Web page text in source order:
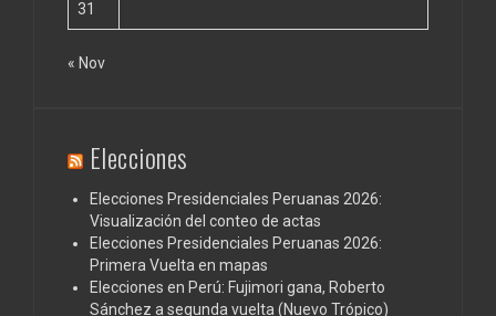
31
« Nov
Elecciones
Elecciones Presidenciales Peruanas 2026:
Visualización del conteo de actas
Elecciones Presidenciales Peruanas 2026:
Primera Vuelta en mapas
Elecciones en Perú: Fujimori gana, Roberto
Sánchez a segunda vuelta (Nuevo Trópico)